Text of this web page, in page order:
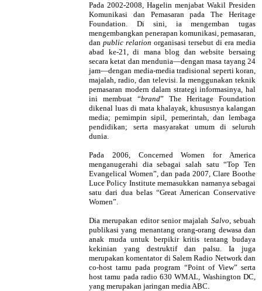
Pada 2002-2008, Hagelin menjabat Wakil Presiden
Komunikasi dan Pemasaran pada The Heritage
Foundation. Di sini, ia mengemban tugas
mengembangkan penerapan komunikasi, pemasaran,
dan public relation organisasi tersebut di era media
abad ke-21, di mana blog dan website bersaing
secara ketat dan mendunia—dengan masa tayang 24
jam—dengan media-media tradisional seperti koran,
majalah, radio, dan televisi. Ia menggunakan teknik
pemasaran modern dalam strategi informasinya, hal
ini membuat “brand” The Heritage Foundation
dikenal luas di mata khalayak, khususnya kalangan
media; pemimpin sipil, pemerintah, dan lembaga
pendidikan; serta masyarakat umum di seluruh
dunia.
Pada 2006, Concerned Women for America
menganugerahi dia sebagai salah satu “Top Ten
Evangelical Women”, dan pada 2007, Clare Boothe
Luce Policy Institute memasukkan namanya sebagai
satu dari dua belas “Great American Conservative
Women”.
Dia merupakan editor senior majalah Salvo, sebuah
publikasi yang menantang orang-orang dewasa dan
anak muda untuk berpikir kritis tentang budaya
kekinian yang destruktif dan palsu. Ia juga
merupakan komentator di Salem Radio Network dan
co-host tamu pada program “Point of View” serta
host tamu pada radio 630 WMAL, Washington DC,
yang merupakan jaringan media ABC.